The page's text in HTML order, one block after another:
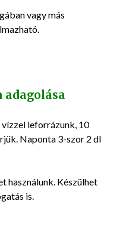
vagy más
adagolása
leforrázunk, 10
Naponta 3-szor 2 dl
használunk. Készülhet
is.